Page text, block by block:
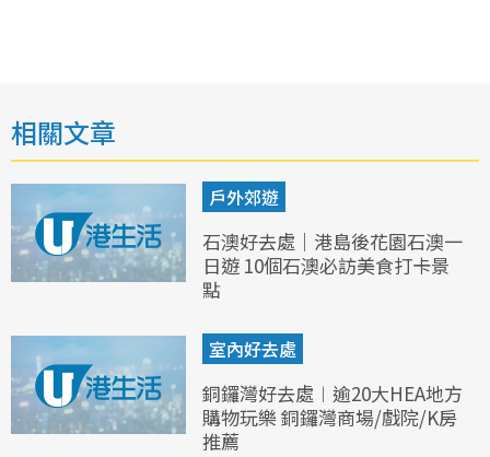
相關文章
戶外郊遊
石澳好去處｜港島後花園石澳一
日遊 10個石澳必訪美食打卡景
點
室內好去處
銅鑼灣好去處︱逾20大HEA地方
購物玩樂 銅鑼灣商場/戲院/K房
推薦